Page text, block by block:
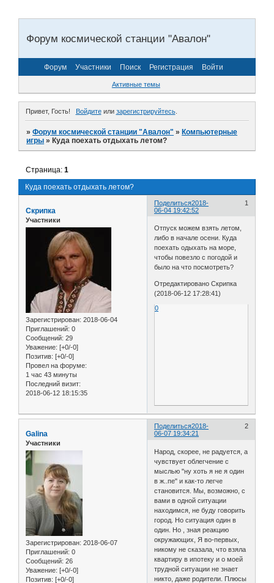
Форум космической станции "Авалон"
Форум Участники Поиск Регистрация Войти
Активные темы
Привет, Гость! Войдитеили зарегистрируйтесь.
»Форум космической станции "Авалон" »Компьютерные
игры »Куда поехать отдыхать летом?
Куда поехать отдыхать летом?
Страница:1
Поделиться 1
2018-
06-04 19:42:52
Скрипка
Участники
Зарегистрирован: 2018-06-04
Приглашений: 0
Сообщений: 29
Уважение: [+0/-0]
Позитив: [+0/-0]
Провел на форуме:
1 час 43 минуты
Последний визит:
2018-06-12 18:15:35
Отпуск можем взять летом,
либо в начале осени. Куда
поехать одыхать на море,
чтобы повезло с погодой и
было на что посмотреть?
Отредактировано Скрипка
(2018-06-12 17:28:41)
0
Поделиться 2
2018-
06-07 19:34:21
Galina
Участники
Зарегистрирован: 2018-06-07
Приглашений: 0
Сообщений: 26
Уважение: [+0/-0]
Позитив: [+0/-0]
Народ, скорее, не радуется, а
чувствует облегчение с
мыслью "ну хоть я не я один
в ж..пе" и как-то легче
становится. Мы, возможно, с
вами в одной ситуации
находимся, не буду говорить
город. Но ситуация один в
один. Но , зная реакцию
окружающих, Я во-первых,
никому не сказала, что взяла
квартиру в ипотеку и о моей
трудной ситуации не знает
никто, даже родители. Плюсы